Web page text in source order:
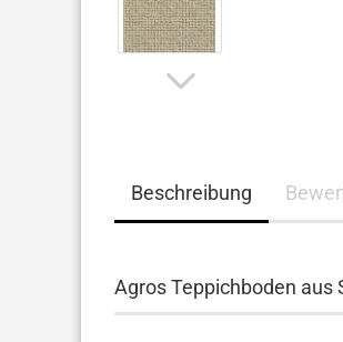
Beschreibung
Agros Teppichboden aus